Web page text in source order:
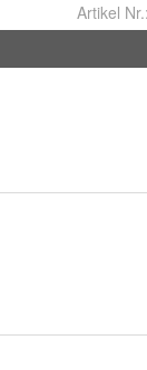
Artikel Nr.: